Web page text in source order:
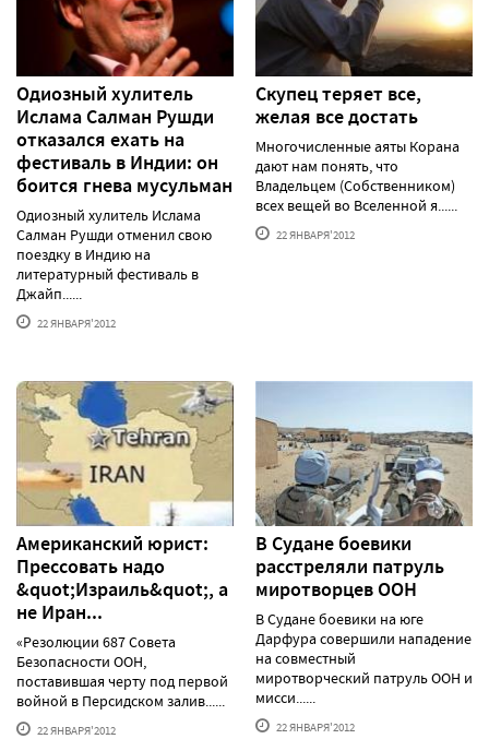
Одиозный хулитель
Ислама Салман Рушди
отказался ехать на
фестиваль в Индии: он
боится гнева мусульман
Одиозный хулитель Ислама
Салман Рушди отменил свою
поездку в Индию на
литературный фестиваль в
Джайп......
22 ЯНВАРЯ'2012
Скупец теряет все,
желая все достать
Многочисленные аяты Корана
дают нам понять, что
Владельцем (Собственником)
всех вещей во Вселенной я......
22 ЯНВАРЯ'2012
Американский юрист:
Прессовать надо
&quot;Израиль&quot;, а
не Иран...
«Резолюции 687 Совета
Безопасности ООН,
поставившая черту под первой
войной в Персидском залив......
22 ЯНВАРЯ'2012
В Судане боевики
расстреляли патруль
миротворцев ООН
В Судане боевики на юге
Дарфура совершили нападение
на совместный
миротворческий патруль ООН и
мисси......
22 ЯНВАРЯ'2012